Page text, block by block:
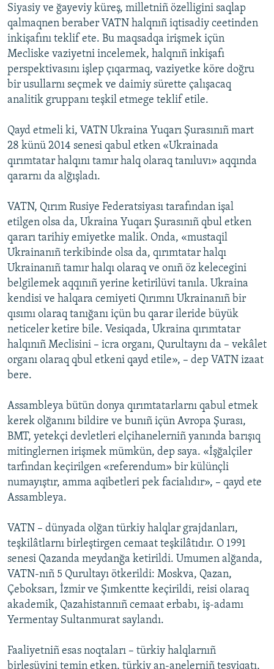
Siyasiy ve ğayeviy küreş, milletniñ özelligini saqlap
qalmaqnen beraber VATN halqnıñ iqtisadiy ceetinden
inkişafını teklif ete. Bu maqsadqa irişmek içün
Mecliske vaziyetni incelemek, halqnıñ inkişafı
perspektivasını işlep çıqarmaq, vaziyetke köre doğru
bir usullarnı seçmek ve daimiy sürette çalışacaq
analitik gruppanı teşkil etmege teklif etile.
Qayd etmeli ki, VATN Ukraina Yuqarı Şurasınıñ mart
28 künü 2014 senesi qabul etken «Ukrainada
qırımtatar halqını tamır halq olaraq tanıluvı» aqqında
qararnı da alğışladı.
VATN, Qırım Rusiye Federatsiyası tarafından işal
etilgen olsa da, Ukraina Yuqarı Şurasınıñ qbul etken
qararı tarihiy emiyetke malik. Onda, «mustaqil
Ukrainanıñ terkibinde olsa da, qırımtatar halqı
Ukrainanıñ tamır halqı olaraq ve onıñ öz kelecegini
belgilemek aqqınıñ yerine ketirilüvi tanıla. Ukraina
kendisi ve halqara cemiyeti Qırımnı Ukrainanıñ bir
qısımı olaraq tanığanı içün bu qarar ileride büyük
neticeler ketire bile. Vesiqada, Ukraina qırımtatar
halqınıñ Meclisini – icra organı, Qurultaynı da – vekâlet
organı olaraq qbul etkeni qayd etile», – dep VATN izaat
bere.
Assambleya bütün donya qırımtatarlarnı qabul etmek
kerek olğanını bildire ve bunıñ içün Avropa Şurası,
BMT, yetekçi devletleri elçihanelerniñ yanında barışıq
mitinglernen irişmek mümkün, dep saya. «İşğalçiler
tarfından keçirilgen «referendum» bir külünçli
numayıştır, amma aqibetleri pek facialıdır», – qayd ete
Assambleya.
VATN – dünyada olğan türkiy halqlar grajdanları,
teşkilâtlarnı birleştirgen cemaat teşkilâtıdır. O 1991
senesi Qazanda meydanğa ketirildi. Umumen alğanda,
VATN-nıñ 5 Qurultayı ötkerildi: Moskva, Qazan,
Çeboksarı, İzmir ve Şımkentte keçirildi, reisi olaraq
akademik, Qazahistannıñ cemaat erbabı, iş-adamı
Yermentay Sultanmurat saylandı.
Faaliyetniñ esas noqtaları – türkiy halqlarnıñ
birleşüvini temin etken, türkiy an-anelerniñ teşviqatı,